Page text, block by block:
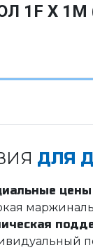
1F X
ДЛЯ